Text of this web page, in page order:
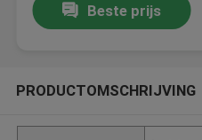
Beste prijs
PRODUCTOMSCHRIJVING